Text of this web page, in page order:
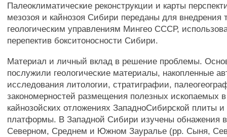
Палеоклиматические реконструкции и карты
мезозоя и кайнозоя Сибири переданы для внедрения
геологическим управлениям Мингео СССР,
перепектив бокситоносности Сибири.
Материал и личный вклад в решение проблемы.
послужили геологические материалы, накопленные
исследования литологии, стратиграфии,
закономерностей размещения полезных ископаемых
кайнозойских отложениях ЗападноСибирской плиты
платформы. В Западной Сибири изучены обнажения
Северном, Среднем и Южном Зауралье (рр. Сыня,